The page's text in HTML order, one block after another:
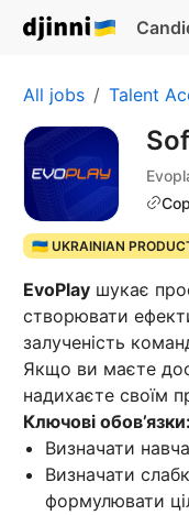
All jobs Talent
🇺🇦 UKRAINIAN
EvoPlay шукає
створювати
залученість
Якщо ви маєте
надихаєте своїм
Ключові обов’язки:
Визначати
Визначати
формулювати